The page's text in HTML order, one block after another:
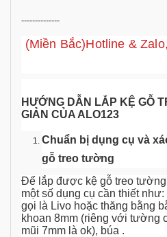
--------------
(Miền Bắc)Hotline &
HƯỚNG DẪN LẮP KỆ GỖ
GIẢN CỦA ALO123
Chuẩn bị dụng cụ và
gỗ treo tường
Để lắp được kệ gỗ treo
một số dụng cụ cần thiết
gọi là Livo hoặc thăng bằng
khoan 8mm (riêng với tường
mũi 7mm là ok), búa .